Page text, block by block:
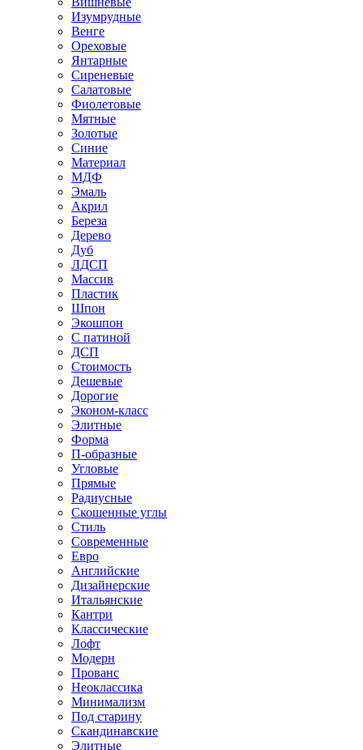
Изумрудные
Венге
Ореховые
Янтарные
Сиреневые
Салатовые
Фиолетовые
Мятные
Золотые
Синие
Материал
МДФ
Эмаль
Акрил
Береза
Дерево
Дуб
ЛДСП
Массив
Пластик
Шпон
Экошпон
С патиной
ДСП
Стоимость
Дешевые
Дорогие
Эконом-класс
Элитные
Форма
П-образные
Угловые
Прямые
Радиусные
Скошенные углы
Стиль
Современные
Евро
Английские
Дизайнерские
Итальянские
Кантри
Классические
Лофт
Модерн
Прованс
Неоклассика
Минимализм
Под старину
Скандинавские
Элитные